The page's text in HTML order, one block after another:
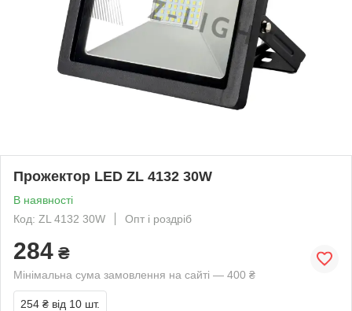
Прожектор LED ZL 4132 30W
В наявності
Код: ZL 4132 30W
Опт і роздріб
284 ₴
Мінімальна сума замовлення на сайті — 400 ₴
254 ₴ від 10 шт.